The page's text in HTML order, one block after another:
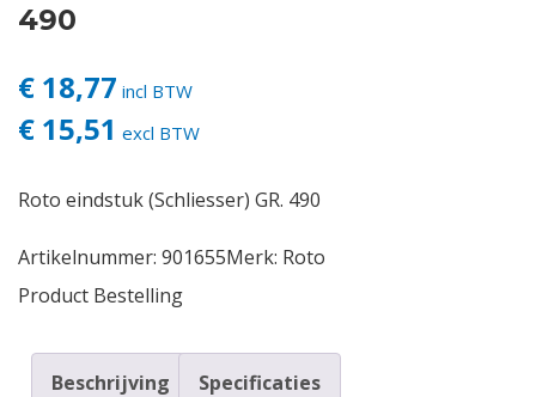
490
€ 18,77 incl BTW
€ 15,51 excl BTW
Roto eindstuk (Schliesser) GR. 490
Artikelnummer: 901655Merk: Roto
Product Bestelling
Beschrijving Specificaties